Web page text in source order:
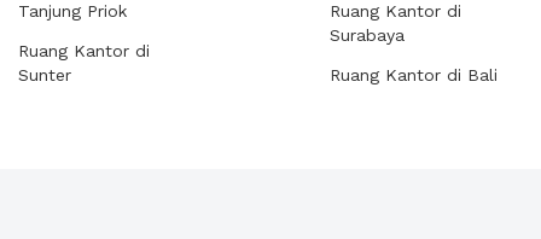
Tanjung Priok
Ruang Kantor di
Sunter
Ruang Kantor di
Surabaya
Ruang Kantor di Bali